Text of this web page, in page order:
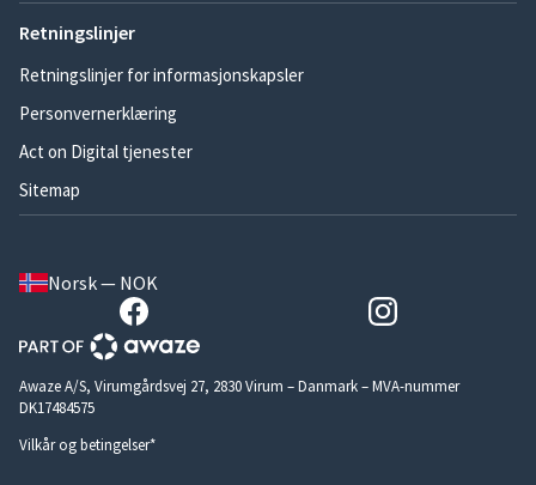
Retningslinjer
Retningslinjer for informasjonskapsler
Personvernerklæring
Act on Digital tjenester
Sitemap
Norsk — NOK
Awaze A/S, Virumgårdsvej 27, 2830 Virum – Danmark – MVA-nummer
DK17484575
Vilkår og betingelser*